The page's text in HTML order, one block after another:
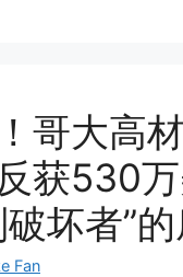
哥大高
获530
坏者”的
Fan